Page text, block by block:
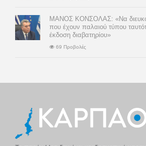
ΜΑΝΟΣ ΚΟΝΣΟΛΑΣ: «Να
που έχουν παλαιού τύπου
έκδοση διαβατηρίου»
69 Προβολές